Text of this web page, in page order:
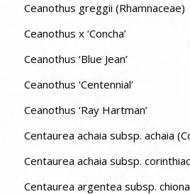
Ceanothus greggii (Rhamnaceae)
Ceanothus x ‘Concha’
Ceanothus ‘Blue Jean’
Ceanothus ‘Centennial’
Ceanothus ‘Ray Hartman’
Centaurea achaia subsp. achaia
Centaurea achaia subsp.
Centaurea argentea subsp.